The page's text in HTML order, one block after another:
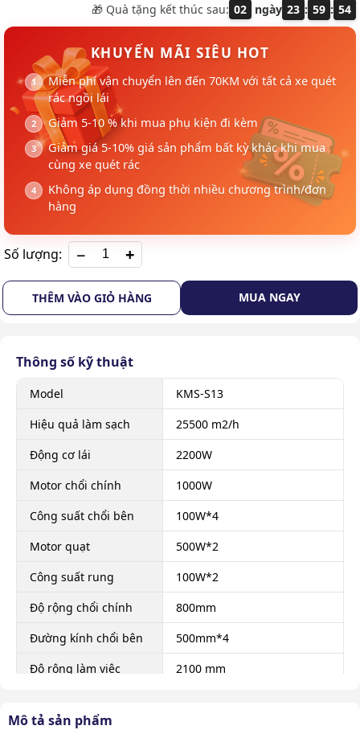
🎁 Quà tặng kết thúc sau: 02 ngày 23 : 59 : 53
KHUYẾN MÃI SIÊU HOT
Miễn phí vận chuyển lên đến 70KM với tất cả xe quét
rác ngồi lái
Giảm 5-10 % khi mua phụ kiện đi kèm
Giảm giá 5-10% giá sản phẩm bất kỳ khác khi mua
cùng xe quét rác
Không áp dụng đồng thời nhiều chương trình/đơn
hàng
Số lượng: +
THÊM VÀO GIỎ HÀNG MUA NGAY
Mô tả sản phẩm
Thông số kỹ thuật
Model
KMS-S13
Hiệu quả làm sạch
25500 m2/h
Động cơ lái
2200W
Motor chổi chính
1000W
Công suất chổi bên
100W*4
Motor quạt
500W*2
Công suất rung
100W*2
Độ rộng chổi chính
800mm
Đường kính chổi bên
500mm*4
Độ rộng làm việc
2100 mm
Tốc độ di chuyển